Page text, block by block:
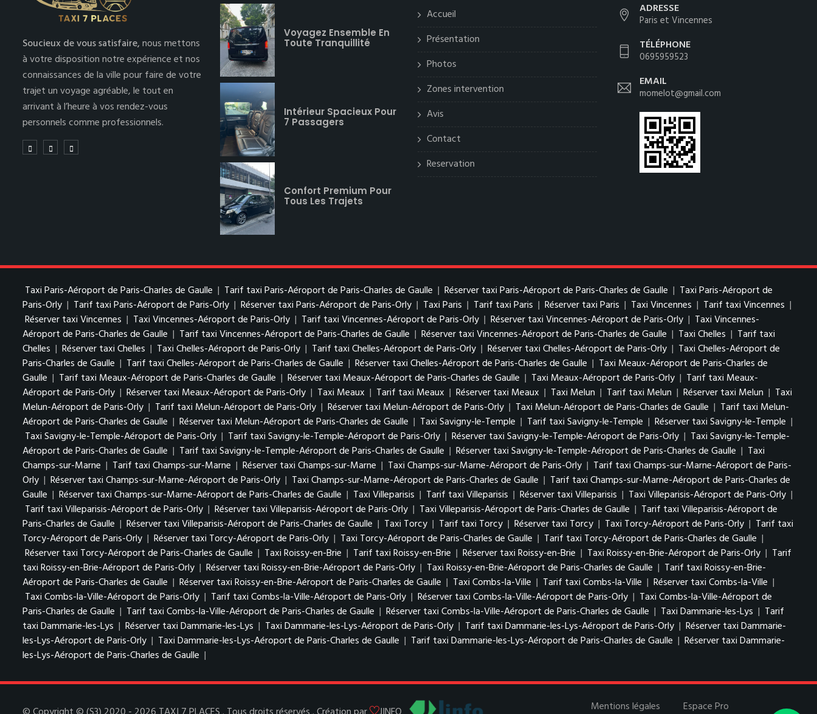
Soucieux de vous satisfaire,nous mettons
à votre disposition notre expérience et nos
connaissances de la ville pour faire de votre
trajet un voyage agréable, le tout en
arrivant à l’heure à vos rendez-vous
personnels comme professionnels.
Voyagez Ensemble En
Toute Tranquillité
Intérieur Spacieux Pour
7 Passagers
Confort Premium Pour
Tous Les Trajets
Accueil
Présentation
Photos
Zones intervention
Avis
Contact
Reservation
ADRESSE
Paris et Vincennes
TÉLÉPHONE
0695959523
EMAIL
momelot@gmail.com
Taxi Paris-Aéroport de Paris-Charles de Gaulle | Tarif taxi Paris-Aéroport de Paris-Charles de Gaulle | Réserver taxi Paris-Aéroport de Paris-Charles de Gaulle | Taxi Paris-Aéroport de
Paris-Orly | Tarif taxi Paris-Aéroport de Paris-Orly | Réserver taxi Paris-Aéroport de Paris-Orly | Taxi Paris | Tarif taxi Paris | Réserver taxi Paris | Taxi Vincennes | Tarif taxi Vincennes |
Réserver taxi Vincennes | Taxi Vincennes-Aéroport de Paris-Orly | Tarif taxi Vincennes-Aéroport de Paris-Orly | Réserver taxi Vincennes-Aéroport de Paris-Orly | Taxi Vincennes-
Aéroport de Paris-Charles de Gaulle | Tarif taxi Vincennes-Aéroport de Paris-Charles de Gaulle | Réserver taxi Vincennes-Aéroport de Paris-Charles de Gaulle | Taxi Chelles | Tarif taxi
Chelles | Réserver taxi Chelles | Taxi Chelles-Aéroport de Paris-Orly | Tarif taxi Chelles-Aéroport de Paris-Orly | Réserver taxi Chelles-Aéroport de Paris-Orly | Taxi Chelles-Aéroport de
Paris-Charles de Gaulle | Tarif taxi Chelles-Aéroport de Paris-Charles de Gaulle | Réserver taxi Chelles-Aéroport de Paris-Charles de Gaulle | Taxi Meaux-Aéroport de Paris-Charles de
Gaulle | Tarif taxi Meaux-Aéroport de Paris-Charles de Gaulle | Réserver taxi Meaux-Aéroport de Paris-Charles de Gaulle | Taxi Meaux-Aéroport de Paris-Orly | Tarif taxi Meaux-
Aéroport de Paris-Orly | Réserver taxi Meaux-Aéroport de Paris-Orly | Taxi Meaux | Tarif taxi Meaux | Réserver taxi Meaux | Taxi Melun | Tarif taxi Melun | Réserver taxi Melun | Taxi
Melun-Aéroport de Paris-Orly | Tarif taxi Melun-Aéroport de Paris-Orly | Réserver taxi Melun-Aéroport de Paris-Orly | Taxi Melun-Aéroport de Paris-Charles de Gaulle | Tarif taxi Melun-
Aéroport de Paris-Charles de Gaulle | Réserver taxi Melun-Aéroport de Paris-Charles de Gaulle | Taxi Savigny-le-Temple | Tarif taxi Savigny-le-Temple | Réserver taxi Savigny-le-Temple |
Taxi Savigny-le-Temple-Aéroport de Paris-Orly | Tarif taxi Savigny-le-Temple-Aéroport de Paris-Orly | Réserver taxi Savigny-le-Temple-Aéroport de Paris-Orly | Taxi Savigny-le-Temple-
Aéroport de Paris-Charles de Gaulle | Tarif taxi Savigny-le-Temple-Aéroport de Paris-Charles de Gaulle | Réserver taxi Savigny-le-Temple-Aéroport de Paris-Charles de Gaulle | Taxi
Champs-sur-Marne | Tarif taxi Champs-sur-Marne | Réserver taxi Champs-sur-Marne | Taxi Champs-sur-Marne-Aéroport de Paris-Orly | Tarif taxi Champs-sur-Marne-Aéroport de Paris-
Orly | Réserver taxi Champs-sur-Marne-Aéroport de Paris-Orly | Taxi Champs-sur-Marne-Aéroport de Paris-Charles de Gaulle | Tarif taxi Champs-sur-Marne-Aéroport de Paris-Charles de
Gaulle | Réserver taxi Champs-sur-Marne-Aéroport de Paris-Charles de Gaulle | Taxi Villeparisis | Tarif taxi Villeparisis | Réserver taxi Villeparisis | Taxi Villeparisis-Aéroport de Paris-Orly |
Tarif taxi Villeparisis-Aéroport de Paris-Orly | Réserver taxi Villeparisis-Aéroport de Paris-Orly | Taxi Villeparisis-Aéroport de Paris-Charles de Gaulle | Tarif taxi Villeparisis-Aéroport de
Paris-Charles de Gaulle | Réserver taxi Villeparisis-Aéroport de Paris-Charles de Gaulle | Taxi Torcy | Tarif taxi Torcy | Réserver taxi Torcy | Taxi Torcy-Aéroport de Paris-Orly | Tarif taxi
Torcy-Aéroport de Paris-Orly | Réserver taxi Torcy-Aéroport de Paris-Orly | Taxi Torcy-Aéroport de Paris-Charles de Gaulle | Tarif taxi Torcy-Aéroport de Paris-Charles de Gaulle |
Réserver taxi Torcy-Aéroport de Paris-Charles de Gaulle | Taxi Roissy-en-Brie | Tarif taxi Roissy-en-Brie | Réserver taxi Roissy-en-Brie | Taxi Roissy-en-Brie-Aéroport de Paris-Orly | Tarif
taxi Roissy-en-Brie-Aéroport de Paris-Orly | Réserver taxi Roissy-en-Brie-Aéroport de Paris-Orly | Taxi Roissy-en-Brie-Aéroport de Paris-Charles de Gaulle | Tarif taxi Roissy-en-Brie-
Aéroport de Paris-Charles de Gaulle | Réserver taxi Roissy-en-Brie-Aéroport de Paris-Charles de Gaulle | Taxi Combs-la-Ville | Tarif taxi Combs-la-Ville | Réserver taxi Combs-la-Ville |
Taxi Combs-la-Ville-Aéroport de Paris-Orly | Tarif taxi Combs-la-Ville-Aéroport de Paris-Orly | Réserver taxi Combs-la-Ville-Aéroport de Paris-Orly | Taxi Combs-la-Ville-Aéroport de
Paris-Charles de Gaulle | Tarif taxi Combs-la-Ville-Aéroport de Paris-Charles de Gaulle | Réserver taxi Combs-la-Ville-Aéroport de Paris-Charles de Gaulle | Taxi Dammarie-les-Lys | Tarif
taxi Dammarie-les-Lys | Réserver taxi Dammarie-les-Lys | Taxi Dammarie-les-Lys-Aéroport de Paris-Orly | Tarif taxi Dammarie-les-Lys-Aéroport de Paris-Orly | Réserver taxi Dammarie-
les-Lys-Aéroport de Paris-Orly | Taxi Dammarie-les-Lys-Aéroport de Paris-Charles de Gaulle | Tarif taxi Dammarie-les-Lys-Aéroport de Paris-Charles de Gaulle | Réserver taxi Dammarie-
les-Lys-Aéroport de Paris-Charles de Gaulle |
Mentions légales Espace Pro